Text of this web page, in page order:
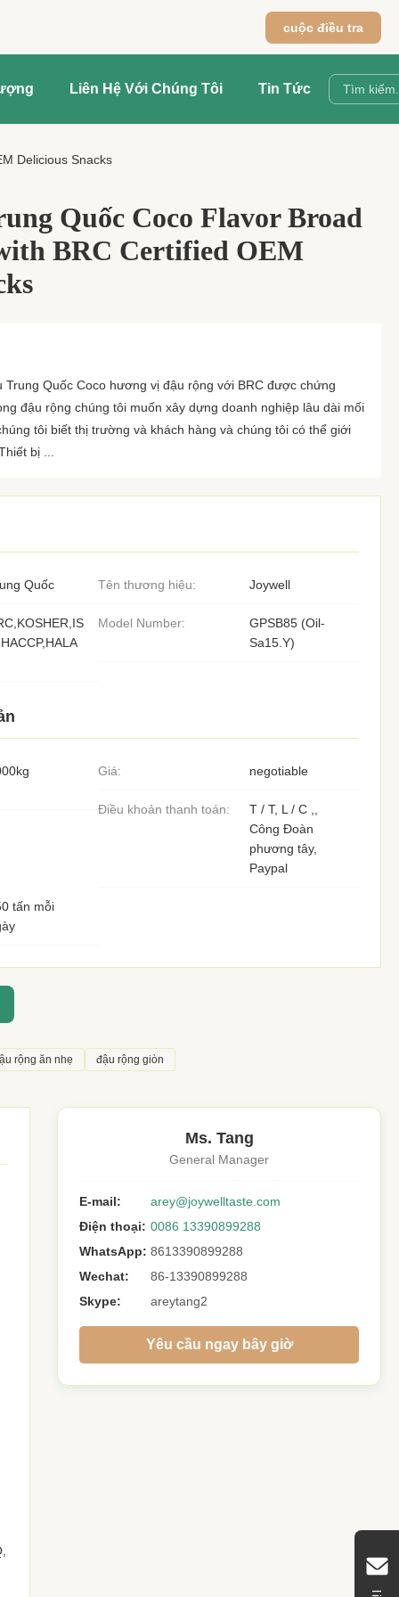
cuộc điều tra
Liên Hệ Với Chúng Tôi Tin Tức
Delicious Snacks
Quốc Coco Flavor Broad
BRC Certified OEM
Quốc Coco hương vị đậu rộng với BRC được chứng
đậu rộng chúng tôi muốn xây dựng doanh nghiệp lâu dài mối
tôi biết thị trường và khách hàng và chúng tôi có thể giới
bị ...
Quốc Tên thương hiệu: Joywell
Model Number:
GPSB85 (Oil-
Sa15.Y)
Giá: negotiable
Điều khoản thanh toán:
T / T, L / C ,,
Công Đoàn
phương tây,
Paypal
tấn mỗi
rộng ăn nhẹ đậu rộng giòn
Ms. Tang
General Manager
E-mail:
arey@joywelltaste.com
Điện thoại: 0086 13390899288
WhatsApp: 8613390899288
Wechat:
86-13390899288
Skype:
areytang2
Yêu cầu ngay bây giờ